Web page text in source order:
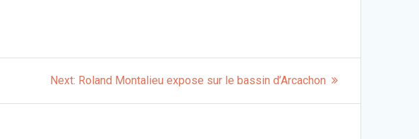
Next: Next
Roland Montalieu expose sur le bassin d’Arcachon